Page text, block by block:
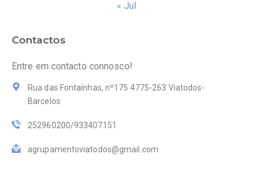
« Jul
Contactos
Entre em contacto connosco!
Rua das Fontaínhas, nº175 4775-263 Viatodos-
Barcelos
252960200/933407151
agrupamentoviatodos@gmail.com